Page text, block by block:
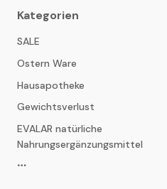
Kategorien
SALE
Ostern Ware
Hausapotheke
Gewichtsverlust
EVALAR natürliche
Nahrungsergänzungsmittel